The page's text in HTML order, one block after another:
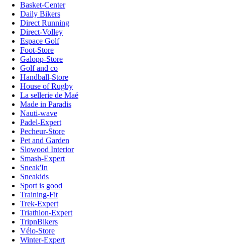
Basket-Center
Daily Bikers
Direct Running
Direct-Volley
Espace Golf
Foot-Store
Galopp-Store
Golf and co
Handball-Store
House of Rugby
La sellerie de Maé
Made in Paradis
Nauti-wave
Padel-Expert
Pecheur-Store
Pet and Garden
Slowood Interior
Smash-Expert
Sneak'In
Sneakids
Sport is good
Training-Fit
Trek-Expert
Triathlon-Expert
TripnBikers
Vélo-Store
Winter-Expert